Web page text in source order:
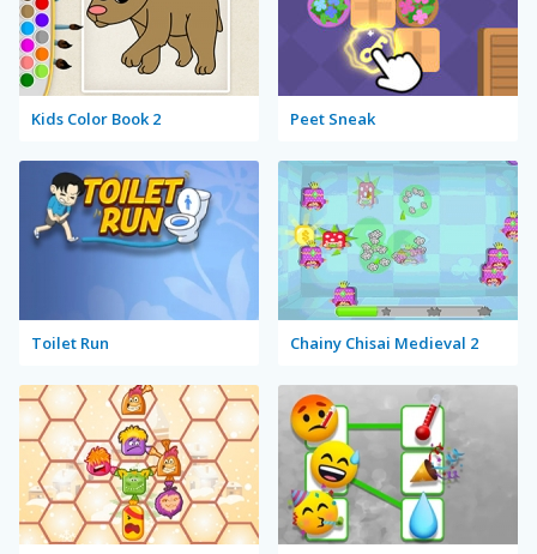
Kids Color Book 2 Peet Sneak
Toilet Run Chainy Chisai Medieval 2